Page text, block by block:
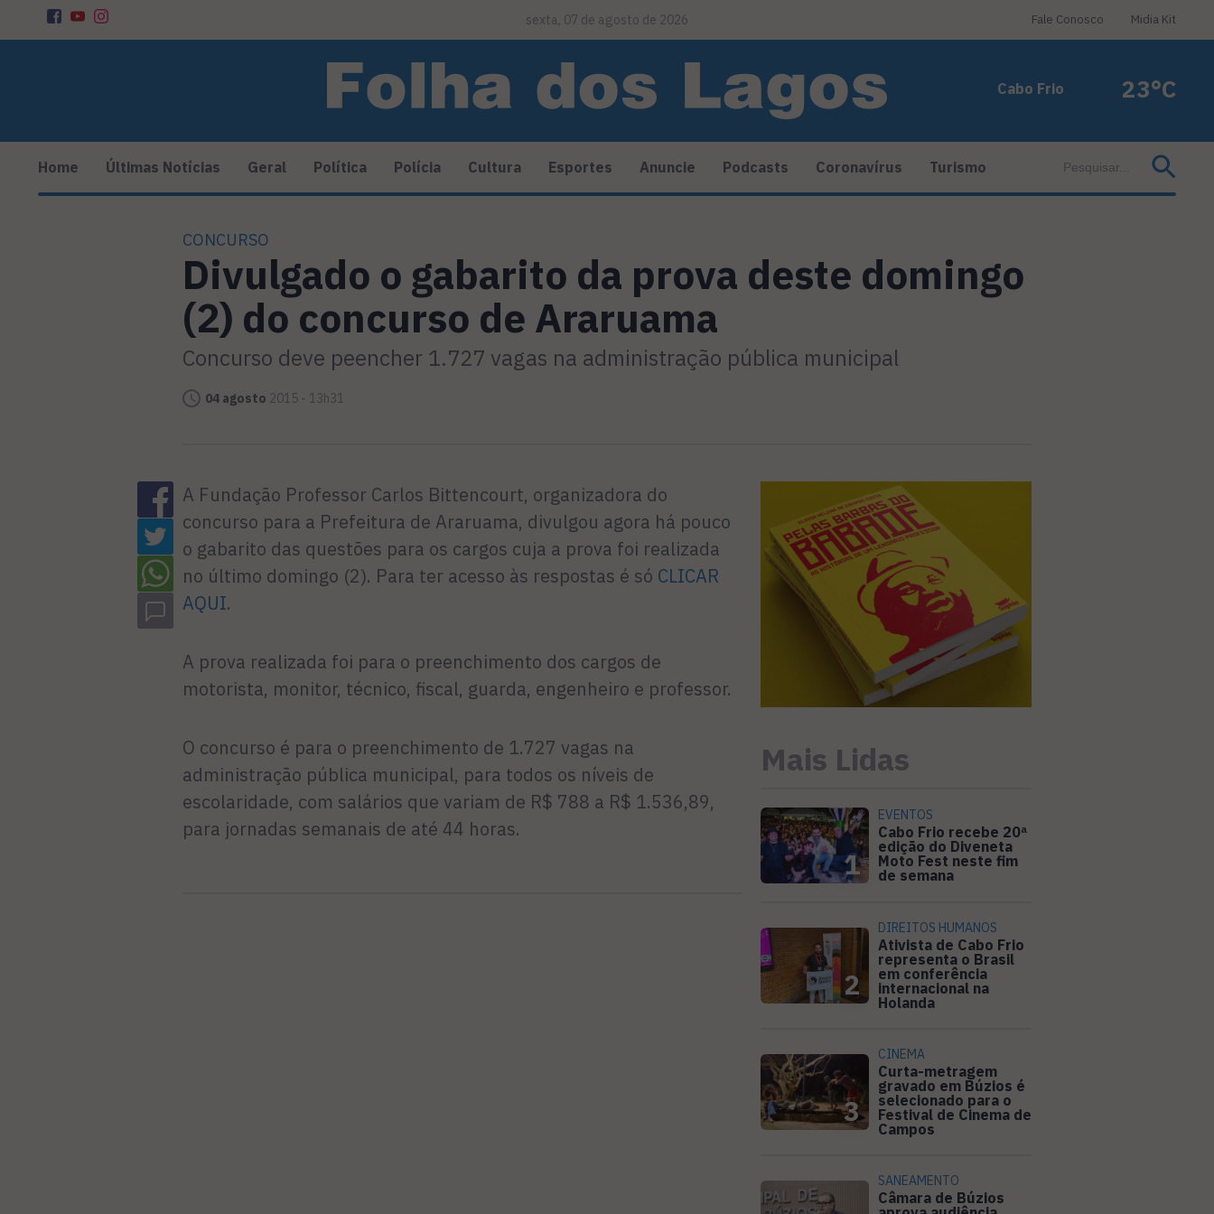
sexta, 07 de agosto de 2026 Fale Conosco Midia Kit
Cabo Frio 23°C
Home Últimas Notícias Geral Política Polícia Cultura Esportes Anuncie Podcasts Coronavírus Turismo
CONCURSO
Divulgado o gabarito da prova deste domingo
(2) do concurso de Araruama
Concurso deve peencher 1.727 vagas na administração pública municipal
04 agosto 2015 - 13h31
A Fundação Professor Carlos Bittencourt, organizadora do
concurso para a Prefeitura de Araruama, divulgou agora há pouco
o gabarito das questões para os cargos cuja a prova foi realizada
no último domingo (2). Para ter acesso às respostas é só CLICAR
AQUI.
A prova realizada foi para o preenchimento dos cargos de
motorista, monitor, técnico, fiscal, guarda, engenheiro e professor.
O concurso é para o preenchimento de 1.727 vagas na
administração pública municipal, para todos os níveis de
escolaridade, com salários que variam de R$ 788 a R$ 1.536,89,
para jornadas semanais de até 44 horas.
Mais Lidas
1
EVENTOS
Cabo Frio recebe 20ª
edição do Diveneta
Moto Fest neste fim
de semana
2
DIREITOS HUMANOS
Ativista de Cabo Frio
representa o Brasil
em conferência
internacional na
Holanda
3
CINEMA
Curta-metragem
gravado em Búzios é
selecionado para o
Festival de Cinema de
Campos
SANEAMENTO
Câmara de Búzios